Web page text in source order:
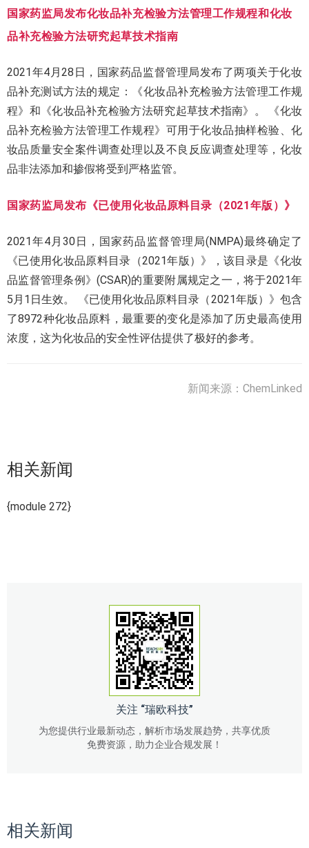
国家药监局发布化妆品补充检验方法管理工作规程和化妆
品补充检验方法研究起草技术指南
2021年4月28日，国家药品监督管理局发布了两项关于化妆
品补充测试方法的规定：《化妆品补充检验方法管理工作规
程》和《化妆品补充检验方法研究起草技术指南》。 《化妆
品补充检验方法管理工作规程》可用于化妆品抽样检验、化
妆品质量安全案件调查处理以及不良反应调查处理等，化妆
品非法添加和掺假将受到严格监管。
国家药监局发布《已使用化妆品原料目录（2021年版）》
2021年4月30日，国家药品监督管理局(NMPA)最终确定了
《已使用化妆品原料目录（2021年版）》，该目录是《化妆
品监督管理条例》(CSAR)的重要附属规定之一，将于2021年
5月1日生效。 《已使用化妆品原料目录（2021年版）》包含
了8972种化妆品原料，最重要的变化是添加了历史最高使用
浓度，这为化妆品的安全性评估提供了极好的参考。
新闻来源：ChemLinked
相关新闻
{module 272}
关注 “瑞欧科技”
为您提供行业最新动态，解析市场发展趋势，共享优质
免费资源，助力企业合规发展！
相关新闻